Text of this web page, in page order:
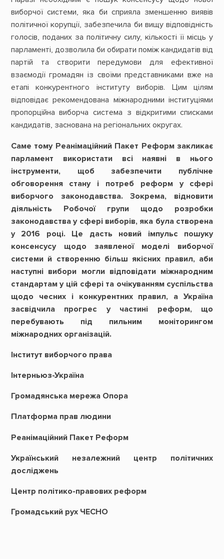
виборчої системи, яка би сприяла зменшенню виявів
політичної корупції, забезпечила би вищу відповідність
голосів, поданих за політичну силу, кількості її місць у
парламенті, дозволила би обирати поміж кандидатів від
партій та створити передумови для ефективної
взаємодії громадян із своїми представниками вже на
етапі конкурентного інституту виборів. Цим цілям
відповідає рекомендована міжнародними інституціями
пропорційна виборча система з відкритими списками
кандидатів, заснована на регіональних округах.
Саме тому Реанімаційний Пакет Реформ закликає
парламент використати всі наявні в нього
інструменти, щоб забезпечити публічне
обговорення стану і потреб реформ у сфері
виборчого законодавства. Зокрема, відновити
діяльність Робочої групи щодо розробки
законодавства у сфері виборів, яка була створена
у 2016 році. Це дасть новий імпульс пошуку
консенсусу щодо заявленої моделі виборчої
системи й створенню більш якісних правил, аби
наступні вибори могли відповідати міжнародним
стандартам у цій сфері та очікуванням суспільства
щодо чесних і конкурентних правил, а Україна
засвідчила прогрес у частині реформ, що
перебувають під пильним моніторингом
міжнародних організацій.
Інститут виборчого права
Інтерньюз-Україна
Громадянська мережа Опора
Платформа прав людини
Реанімаційний Пакет Реформ
Український незалежний центр політичних
досліджень
Центр політико-правових реформ
Громадський рух ЧЕСНО